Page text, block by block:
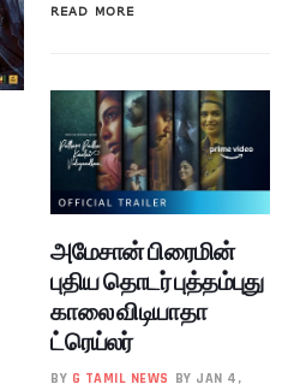
READ MORE
அமேசான் பிரைமின்
புதிய தொடர் புத்தம்புது
காலை விடியாதா
ட்ரெய்லர்
BY G TAMIL NEWS BY JAN 4,